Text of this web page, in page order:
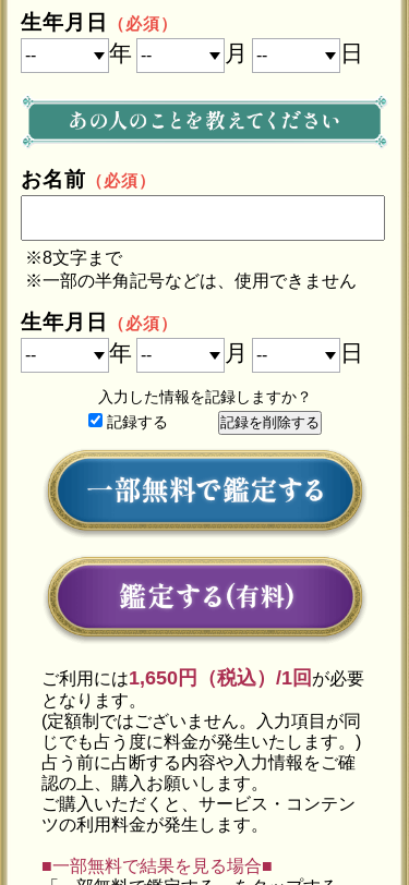
生年月日 （必須）
年 月 日
お名前 （必須）
※8文字まで
※一部の半角記号などは、使用できません
生年月日 （必須）
年 月 日
入力した情報を記録しますか？
記録する
ご利用には1,650円（税込）/1回 が必要
となります。
(定額制ではございません。入力項目が同
じでも占う度に料金が発生いたします。)
占う前に占断する内容や入力情報をご確
認の上、購入お願いします。
ご購入いただくと、サービス・コンテン
ツの利用料金が発生します。
■一部無料で結果を見る場合■